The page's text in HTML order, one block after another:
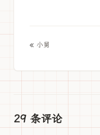
« 小舅
29 条评论